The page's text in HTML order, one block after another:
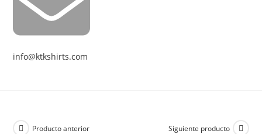
info@ktkshirts.com
Producto anterior Siguiente producto